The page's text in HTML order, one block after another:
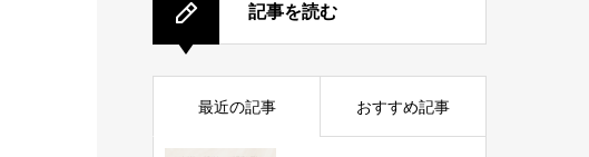
記事を読む
最近の記事 おすすめ記事